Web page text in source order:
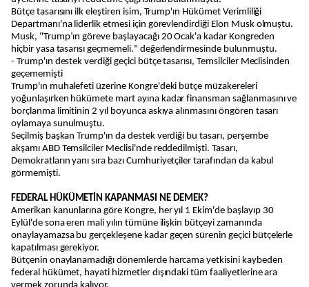
Bütçe tasarısını ilk eleştiren isim, Trump'ın Hükümet Verimliliği
Departmanı'na liderlik etmesi için görevlendirdiği Elon Musk olmuştu.
Musk, "Trump’ın göreve başlayacağı 20 Ocak'a kadar Kongreden
hiçbir yasa tasarısı geçmemeli." değerlendirmesinde bulunmuştu.
- Trump'ın destek verdiği geçici bütçe tasarısı, Temsilciler Meclisinden
geçememişti
Trump'ın muhalefeti üzerine Kongre'deki bütçe müzakereleri
yoğunlaşırken hükümete mart ayına kadar finansman sağlanmasını ve
borçlanma limitinin 2 yıl boyunca askıya alınmasını öngören tasarı
oylamaya sunulmuştu.
Seçilmiş başkan Trump'ın da destek verdiği bu tasarı, perşembe
akşamı ABD Temsilciler Meclisi'nde reddedilmişti. Tasarı,
Demokratların yanı sıra bazı Cumhuriyetçiler tarafından da kabul
görmemişti.
FEDERAL HÜKÜMETİN KAPANMASI NE DEMEK?
Amerikan kanunlarına göre Kongre, her yıl 1 Ekim'de başlayıp 30
Eylül'de sona eren mali yılın tümüne ilişkin bütçeyi zamanında
onaylayamazsa bu gerçekleşene kadar geçen sürenin geçici bütçelerle
kapatılması gerekiyor.
Bütçenin onaylanamadığı dönemlerde harcama yetkisini kaybeden
federal hükümet, hayati hizmetler dışındaki tüm faaliyetlerine ara